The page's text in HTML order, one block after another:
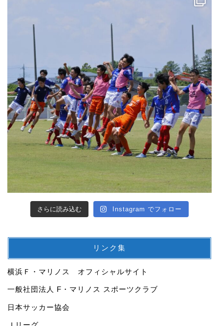
さらに読み込む Instagram でフォロー
リンク集
横浜Ｆ・マリノス オフィシャルサイト
一般社団法人 F・マリノス スポーツクラブ
日本サッカー協会